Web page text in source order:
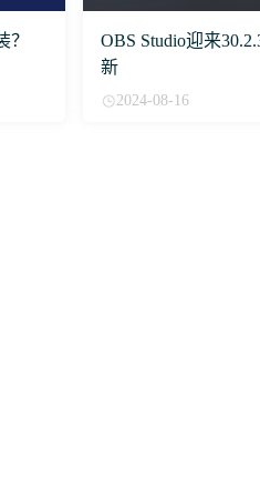
？
OBS Studio迎来
新
2024-08-16